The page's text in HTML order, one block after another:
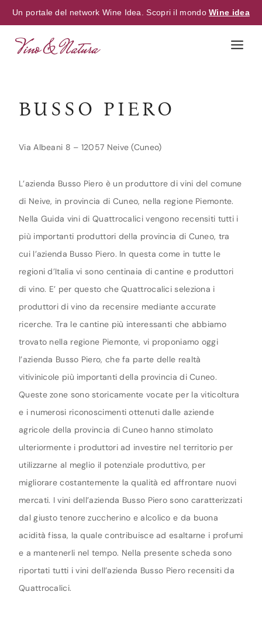
Un portale del network Wine Idea. Scopri il mondoWine idea
BUSSO PIERO
Via Albeani 8 – 12057 Neive (Cuneo)
L’azienda Busso Piero è un produttore di vini del comune
di Neive, in provincia di Cuneo, nella regione Piemonte.
Nella Guida vini di Quattrocalici vengono recensiti tutti i
più importanti produttori della provincia di Cuneo, tra
cui l’azienda Busso Piero. In questa come in tutte le
regioni d’Italia vi sono centinaia di cantine e produttori
di vino. E’ per questo che Quattrocalici seleziona i
produttori di vino da recensire mediante accurate
ricerche. Tra le cantine più interessanti che abbiamo
trovato nella regione Piemonte, vi proponiamo oggi
l’azienda Busso Piero, che fa parte delle realtà
vitivinicole più importanti della provincia di Cuneo.
Queste zone sono storicamente vocate per la viticoltura
e i numerosi riconoscimenti ottenuti dalle aziende
agricole della provincia di Cuneo hanno stimolato
ulteriormente i produttori ad investire nel territorio per
utilizzarne al meglio il potenziale produttivo, per
migliorare costantemente la qualità ed affrontare nuovi
mercati. I vini dell’azienda Busso Piero sono caratterizzati
dal giusto tenore zuccherino e alcolico e da buona
acidità fissa, la quale contribuisce ad esaltarne i profumi
e a mantenerli nel tempo. Nella presente scheda sono
riportati tutti i vini dell’azienda Busso Piero recensiti da
Quattrocalici.